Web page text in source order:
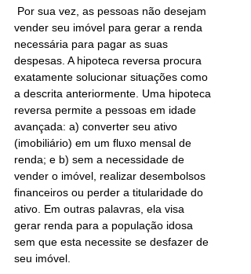
vender seu imóvel para gerar a renda
necessária para pagar as suas
despesas. A hipoteca reversa procura
exatamente solucionar situações como
a descrita anteriormente. Uma hipoteca
reversa permite a pessoas em idade
avançada: a) converter seu ativo
(imobiliário) em um fluxo mensal de
renda; e b) sem a necessidade de
vender o imóvel, realizar desembolsos
financeiros ou perder a titularidade do
ativo. Em outras palavras, ela visa
gerar renda para a população idosa
sem que esta necessite se desfazer de
seu imóvel.